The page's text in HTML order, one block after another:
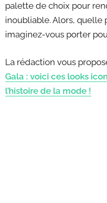
palette de choix pour
inoubliable. Alors, quelle
imaginez-vous porter
La rédaction vous
Gala : voici ces looks
l’histoire de la mode !